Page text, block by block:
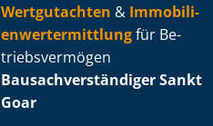
Wertgutachten & Im­mo­bi­li­
en­wert­ermitt­lungfür Be­
triebs­ver­mö­gen
Bau­sach­ver­stän­di­ger Sankt
Goar